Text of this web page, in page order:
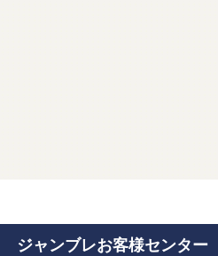
ジャンブレお客様センター